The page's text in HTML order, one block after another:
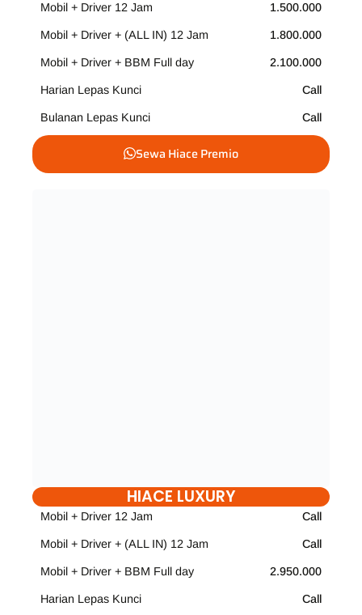
Mobil + Driver 12 Jam 1.500.000
Mobil + Driver + (ALL IN) 12 Jam 1.800.000
Mobil + Driver + BBM Full day 2.100.000
Harian Lepas Kunci Call
Bulanan Lepas Kunci Call
Sewa Hiace Premio
HIACE LUXURY
Mobil + Driver 12 Jam Call
Mobil + Driver + (ALL IN) 12 Jam Call
Mobil + Driver + BBM Full day 2.950.000
Harian Lepas Kunci Call